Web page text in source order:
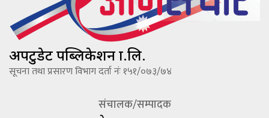
अपटुडेट पब्लिकेशन प्रा.लि.
सूचना तथा प्रसारण विभाग दर्ता नंः १५१/०७३/७४
संचालक/सम्पादक